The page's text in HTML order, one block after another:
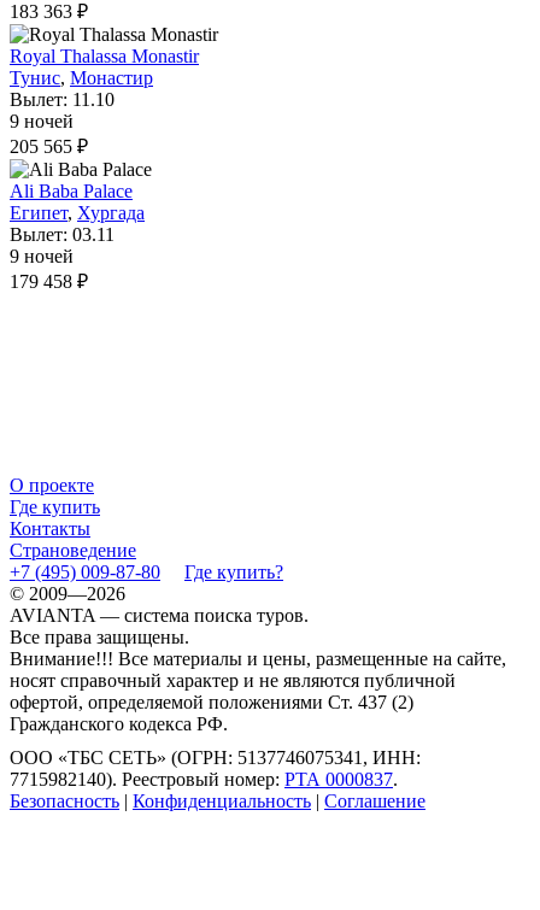
183 363 ₽
Royal Thalassa Monastir
Тунис, Монастир
Вылет: 11.10
9 ночей
205 565 ₽
Ali Baba Palace
Египет, Хургада
Вылет: 03.11
9 ночей
179 458 ₽
О проекте
Где купить
Контакты
Страноведение
+7 (495) 009-87-80
Где купить?
© 2009—2026
AVIANTA — система поиска туров.
Все права защищены.
Внимание!!! Все материалы и цены, размещенные на сайте,
носят справочный характер и не являются публичной
офертой, определяемой положениями Ст. 437 (2)
Гражданского кодекса РФ.
ООО «ТБС СЕТЬ» (ОГРН: 5137746075341, ИНН:
7715982140). Реестровый номер: РТА 0000837.
Безопасность | Конфиденциальность | Соглашение